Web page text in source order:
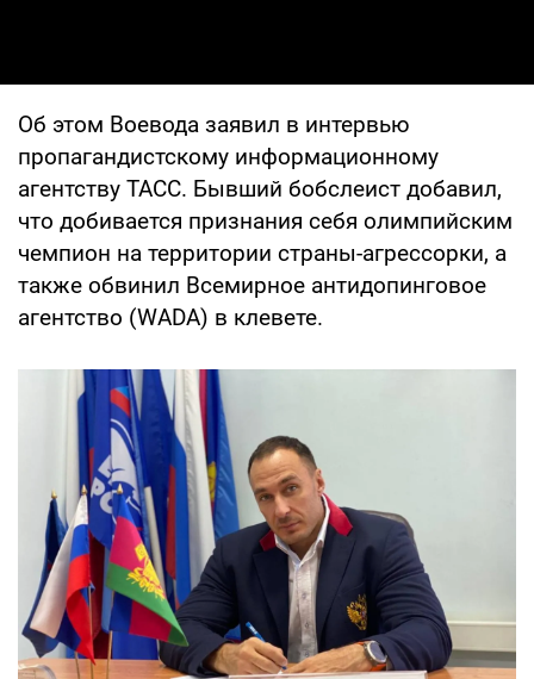
Об этом Воевода заявил в интервью
пропагандистскому информационному
агентству ТАСС. Бывший бобслеист добавил,
что добивается признания себя олимпийским
чемпион на территории страны-агрессорки, а
также обвинил Всемирное антидопинговое
агентство (WADA) в клевете.